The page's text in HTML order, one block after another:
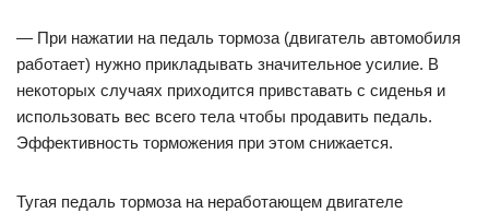
— При нажатии на педаль тормоза (двигатель автомобиля
работает) нужно прикладывать значительное усилие. В
некоторых случаях приходится привставать с сиденья и
использовать вес всего тела чтобы продавить педаль.
Эффективность торможения при этом снижается.
Тугая педаль тормоза на неработающем двигателе